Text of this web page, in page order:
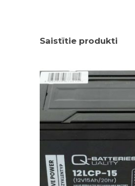
Saistītie produkti